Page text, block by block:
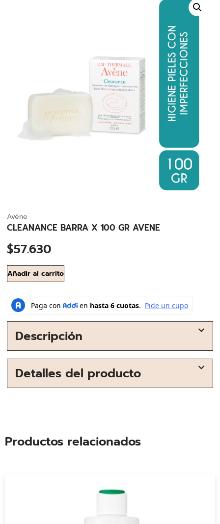
Avéne
CLEANANCE BARRA X 100 GR AVENE
$57.630
Añadir al carrito
Descripción
Detalles del producto
Productos relacionados